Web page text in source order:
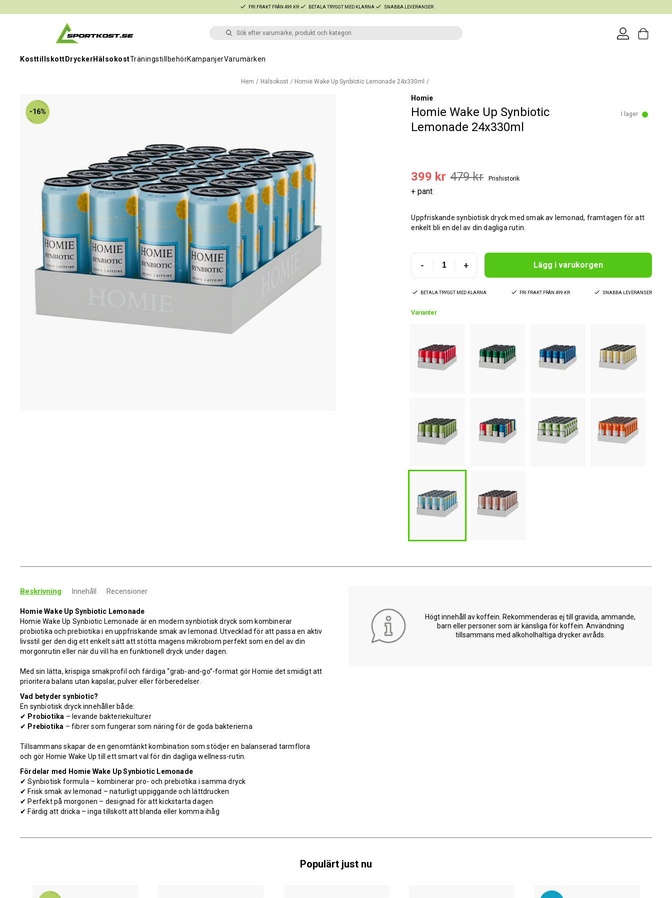
FRI FRAKT FRÅN 499 KR BETALA TRYGGT MED KLARNA SNABBA LEVERANSER
KosttillskottDryckerHälsokostTräningstillbehörKampanjerVarumärken
Hem Hälsokost Homie Wake Up Synbiotic Lemonade 24x330ml
-16%
Homie
Homie Wake Up Synbiotic
Lemonade 24x330ml
I lager
399 kr 479 kr Prishistorik
+ pant
Uppfriskande synbiotisk dryck med smak av lemonad, framtagen för att
enkelt bli en del av din dagliga rutin.
- + Lägg i varukorgen
BETALA TRYGGT MED KLARNA FRI FRAKT FRÅN 499 KR SNABBA LEVERANSER
Varianter
Beskrivning Innehåll Recensioner
Homie Wake Up Synbiotic Lemonade
Homie Wake Up Synbiotic Lemonade är en modern synbiotisk dryck som kombinerar
probiotika och prebiotika i en uppfriskande smak av lemonad. Utvecklad för att passa en aktiv
livsstil ger den dig ett enkelt sätt att stötta magens mikrobiom perfekt som en del av din
morgonrutin eller när du vill ha en funktionell dryck under dagen.
Med sin lätta, krispiga smakprofil och färdiga “grab-and-go”-format gör Homie det smidigt att
prioritera balans utan kapslar, pulver eller förberedelser.
Vad betyder synbiotic?
En synbiotisk dryck innehåller både:
✔ Probiotika – levande bakteriekulturer
✔ Prebiotika – fibrer som fungerar som näring för de goda bakterierna
Tillsammans skapar de en genomtänkt kombination som stödjer en balanserad tarmflora
och gör Homie Wake Up till ett smart val för din dagliga wellness-rutin.
Fördelar med Homie Wake Up Synbiotic Lemonade
✔ Synbiotisk formula – kombinerar pro- och prebiotika i samma dryck
✔ Frisk smak av lemonad – naturligt uppiggande och lättdrucken
✔ Perfekt på morgonen – designad för att kickstarta dagen
✔ Färdig att dricka – inga tillskott att blanda eller komma ihåg
Högt innehåll av koffein. Rekommenderas ej till gravida, ammande,
barn eller personer som är känsliga för koffein. Användning
tillsammans med alkoholhaltiga drycker avråds.
Populärt just nu